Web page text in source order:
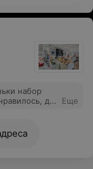
этому
да
Еще